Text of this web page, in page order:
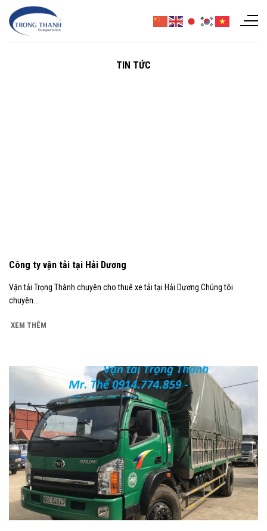
Chuyển
đến
TIN TỨC
Công ty vận tải tại Hải Dương
Vận tải Trọng Thành chuyên cho thuê xe tải tại Hải Dương Chúng tôi
chuyên...
XEM THÊM